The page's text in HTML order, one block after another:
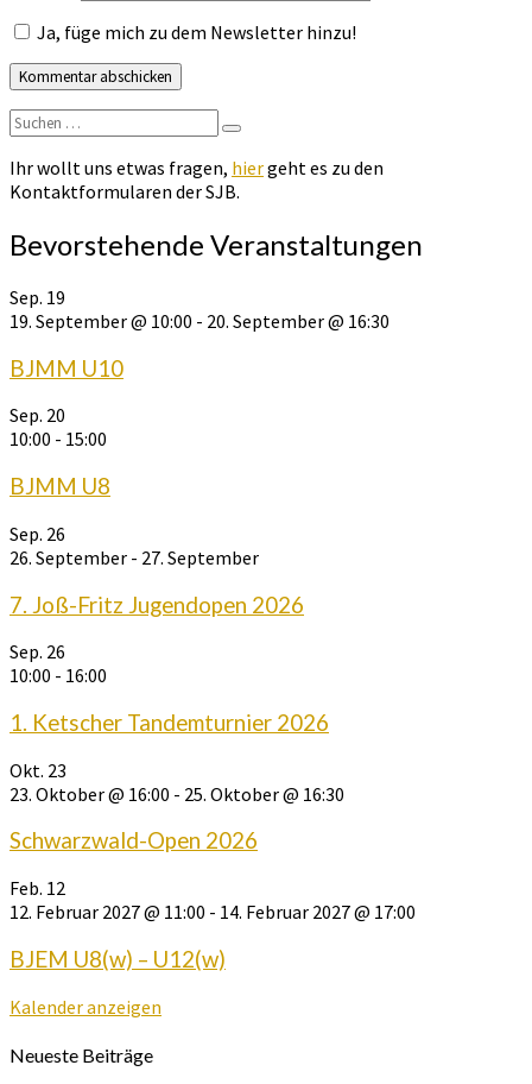
Ja, füge mich zu dem Newsletter hinzu!
Suchen
nach:
Suchen
Ihr wollt uns etwas fragen, hiergeht es zu den
Kontaktformularen der SJB.
Bevorstehende Veranstaltungen
Sep. 19
19. September @ 10:00 - 20. September @ 16:30
BJMM U10
Sep. 20
10:00 - 15:00
BJMM U8
Sep. 26
26. September - 27. September
7. Joß-Fritz Jugendopen 2026
Sep. 26
10:00 - 16:00
1. Ketscher Tandemturnier 2026
Okt. 23
23. Oktober @ 16:00 - 25. Oktober @ 16:30
Schwarzwald-Open 2026
Feb. 12
12. Februar 2027 @ 11:00 - 14. Februar 2027 @ 17:00
BJEM U8(w) – U12(w)
Kalender anzeigen
Neueste Beiträge